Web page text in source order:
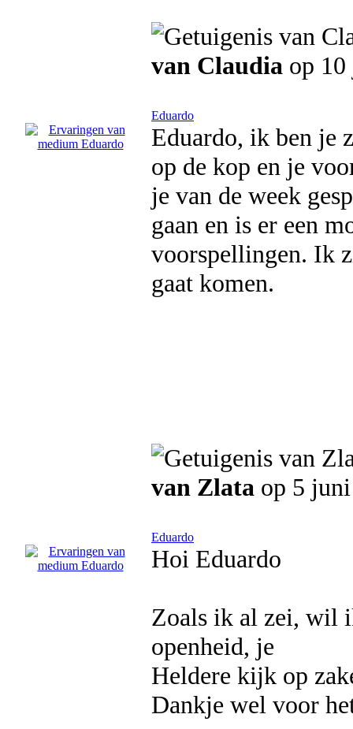
van Claudia op
Eduardo
Eduardo, ik ben je
op de kop en je
je van de week
gaan en is er een
voorspellingen. Ik
gaat komen.
van Zlata op 5
Eduardo
Hoi Eduardo
Zoals ik al zei, wil
openheid, je
Heldere kijk op
Dankje wel voor